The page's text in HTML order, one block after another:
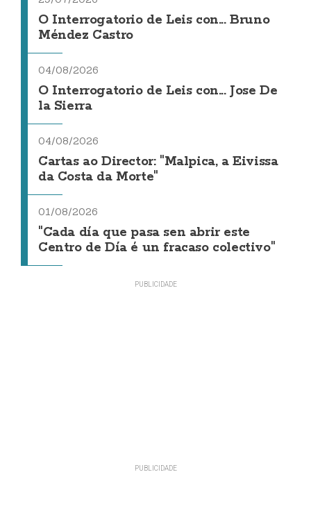
O Interrogatorio de Leis con... Bruno
Méndez Castro
04/08/2026
O Interrogatorio de Leis con... Jose De
la Sierra
04/08/2026
Cartas ao Director: "Malpica, a Eivissa
da Costa da Morte"
01/08/2026
"Cada día que pasa sen abrir este
Centro de Día é un fracaso colectivo"